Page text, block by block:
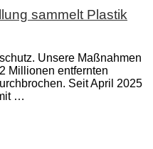
sammelt Plastik
Unsere Maßnahmen
Millionen entfernten
Seit April 2025
…